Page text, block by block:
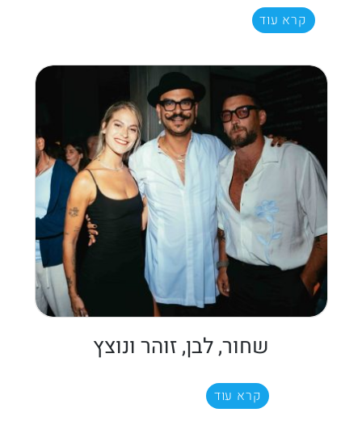
קרא עוד
שחור, לבן, זוהר ונוצץ
קרא עוד